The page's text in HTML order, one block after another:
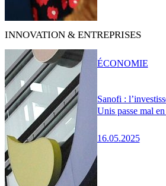
INNOVATION & ENTREPRISES
Sanofi :
Unis passe mal
16.05.2025
ÉCONOMIE